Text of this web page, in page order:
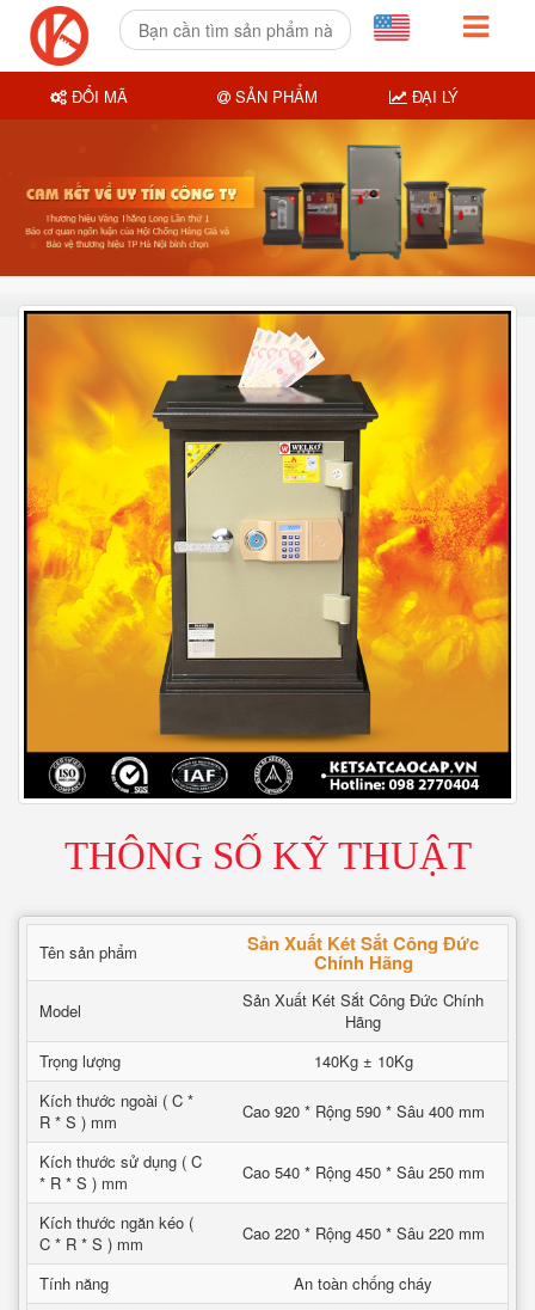
THÔNG SỐ KỸ THUẬT
Tên sản phẩm Sản Xuất Két Sắt Công Đức
Chính Hãng
Model
Sản Xuất Két Sắt Công Đức Chính
Hãng
Trọng lượng
140Kg ± 10Kg
Kích thước ngoài ( C *
R * S ) mm
Cao 920 * Rộng 590 * Sâu 400 mm
Kích thước sử dụng ( C
* R * S ) mm
Cao 540 * Rộng 450 * Sâu 250 mm
Kích thước ngăn kéo (
C * R * S ) mm
Cao 220 * Rộng 450 * Sâu 220 mm
Tính năng
An toàn chống cháy
ĐỔI MÃ SẢN PHẨM ĐẠI LÝ